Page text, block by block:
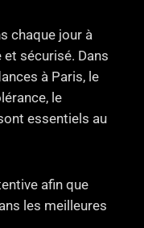
chaque jour à
sécurisé. Dans
à Paris, le
le
essentiels au
afin que
les meilleures